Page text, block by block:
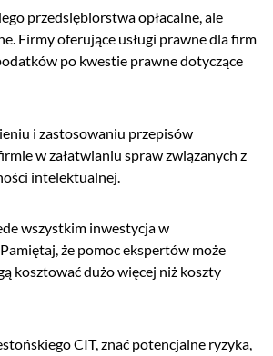
przedsiębiorstwa opłacalne, ale
Firmy oferujące usługi prawne dla firm
po kwestie prawne dotyczące
i zastosowaniu przepisów
w załatwianiu spraw związanych z
intelektualnej.
wszystkim inwestycja w
że pomoc ekspertów może
kosztować dużo więcej niż koszty
CIT, znać potencjalne ryzyka,